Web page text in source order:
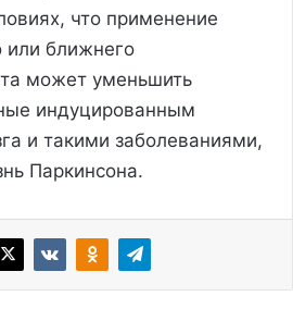
что применение
или ближнего
может уменьшить
индуцированным
и такими заболеваниями,
Паркинсона.